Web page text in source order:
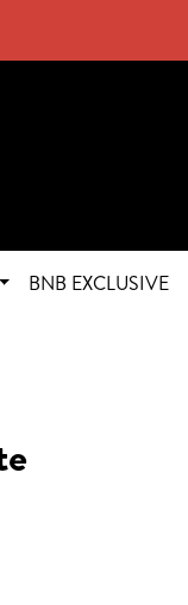
BNB EXCLUSIVE